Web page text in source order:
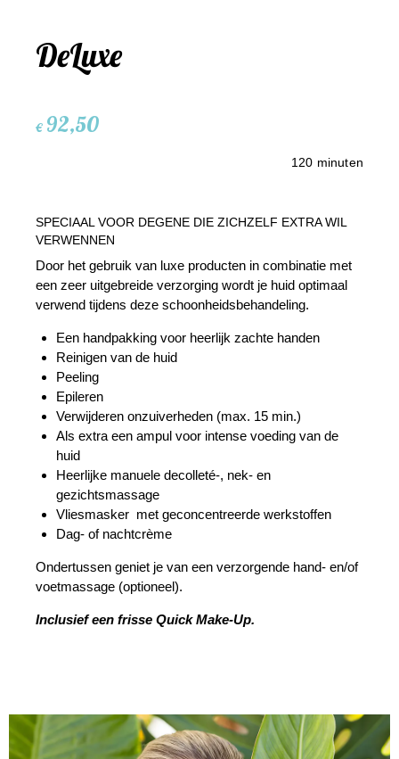
DeLuxe
€92,50
120 minuten
SPECIAAL VOOR DEGENE DIE ZICHZELF EXTRA WIL
VERWENNEN
Door het gebruik van luxe producten in combinatie met
een zeer uitgebreide verzorging wordt je huid optimaal
verwend tijdens deze schoonheids­behandeling.
Een handpakking voor heerlijk zachte handen
Reinigen van de huid
Peeling
Epileren
Verwijderen onzuiverheden (max. 15 min.)
Als extra een ampul voor intense voeding van de
huid
Heerlijke manuele decolleté-, nek- en
gezichtsmassage
Vliesmasker met geconcentreerde werkstoffen
Dag- of nachtcrème
Ondertussen geniet je van een verzorgende hand- en/of
voetmassage (optioneel).
Inclusief een frisse Quick Make-Up.